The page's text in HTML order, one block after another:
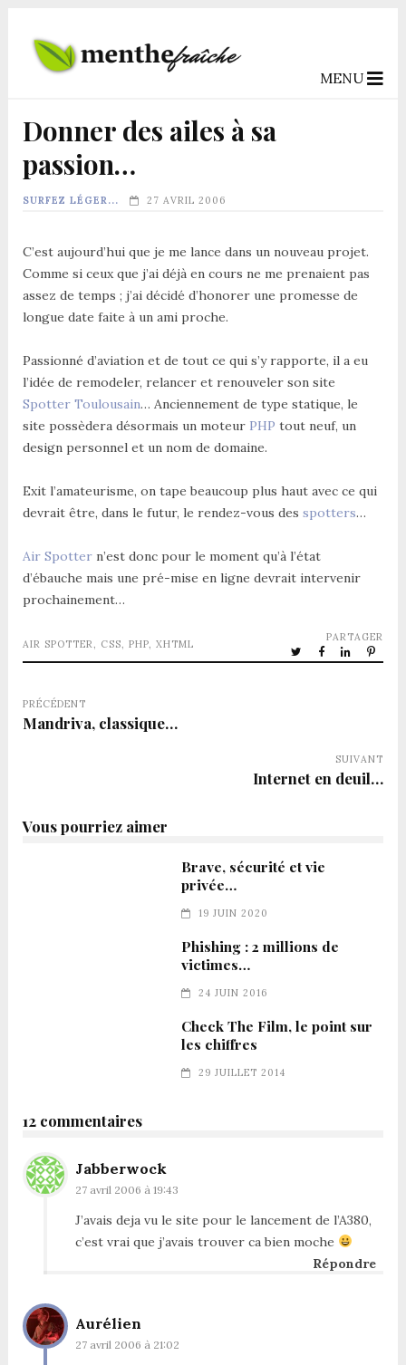
MENU
Donner des ailes à sa
passion…
SURFEZ LÉGER... 27 AVRIL 2006
C’est aujourd’hui que je me lance dans un nouveau projet.
Comme si ceux que j’ai déjà en cours ne me prenaient pas
assez de temps ; j’ai décidé d’honorer une promesse de
longue date faite à un ami proche.
Passionné d’aviation et de tout ce qui s’y rapporte, il a eu
l’idée de remodeler, relancer et renouveler son site
Spotter Toulousain… Anciennement de type statique, le
site possèdera désormais un moteur PHP tout neuf, un
design personnel et un nom de domaine.
Exit l’amateurisme, on tape beaucoup plus haut avec ce qui
devrait être, dans le futur, le rendez-vous des spotters…
Air Spottern’est donc pour le moment qu’à l’état
d’ébauche mais une pré-mise en ligne devrait intervenir
prochainement…
AIR SPOTTER, CSS, PHP, XHTML
PARTAGER
PRÉCÉDENT
Mandriva, classique…
SUIVANT
Internet en deuil…
Vous pourriez aimer
Brave, sécurité et vie
privée…
19 JUIN 2020
Phishing : 2 millions de
victimes…
24 JUIN 2016
Check The Film, le point sur
les chiffres
29 JUILLET 2014
12 commentaires
Jabberwock
27 avril 2006 à 19:43
J’avais deja vu le site pour le lancement de l’A380,
c’est vrai que j’avais trouver ca bien moche
Répondre
Aurélien
27 avril 2006 à 21:02